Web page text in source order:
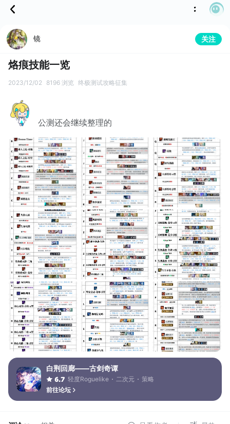
镜 关注
烙痕技能一览
2023/12/02 8196 浏览 终极测试攻略征集
公测还会继续整理的
白荆回廊——古剑奇谭
6.7 轻度Roguelike 二次元
策略
前往论坛